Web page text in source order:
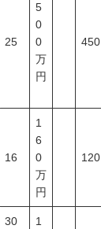
25
5
0
0
万
円
450
16
1
6
0
万
円
120
30
1